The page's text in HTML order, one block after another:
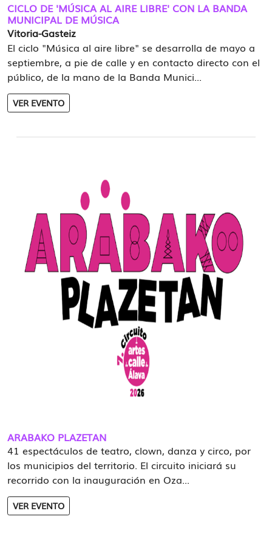
CICLO DE 'MÚSICA AL AIRE LIBRE' CON LA BANDA
MUNICIPAL DE MÚSICA
Vitoria-Gasteiz
El ciclo "Música al aire libre" se desarrolla de mayo a
septiembre, a pie de calle y en contacto directo con el
público, de la mano de la Banda Munici...
VER EVENTO
ARABAKO PLAZETAN
41 espectáculos de teatro, clown, danza y circo, por
los municipios del territorio. El circuito iniciará su
recorrido con la inauguración en Oza...
VER EVENTO